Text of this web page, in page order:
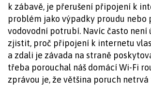
k zábavě, je přerušení připojení k
problém jako výpadky proudu nebo
vodovodní potrubí. Navíc často není
zjistit, proč připojení k internetu
a zdali je závada na straně
třeba porouchal náš domácí Wi-Fi
zprávou je, že většina poruch